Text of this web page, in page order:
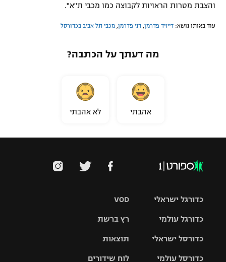
והצבת מטרות הראויות לקבוצה כמו מכבי ת"א".
עוד באותו נושא: דייויד פדרמן דני פדרמן מכבי תל אביב בכדורסל
מה דעתך על הכתבה?
אהבתי לא אהבתי
VOD
רץ ברשת
תוצאות
לוח שידורים
כדורגל ישראלי
כדורגל עולמי
האלופות
כדורסל ישראלי
כדורסל עולמי